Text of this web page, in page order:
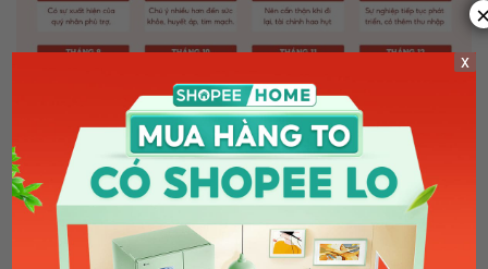
Xem tử vi tuổi Mậu Ngọ năm 2026 nữ mạng theo từng tháng giúp bạn chủ động
hơn trong công việc (Nguồn: Shopee Blog)
Phong thủy theo tử vi tuổi Mậu
x